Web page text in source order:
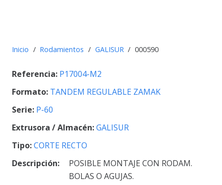
Inicio / Rodamientos / GALISUR / 000590
Referencia: P17004-M2
Formato: TANDEM REGULABLE ZAMAK
Serie: P-60
Extrusora / Almacén:GALISUR
Tipo:CORTE RECTO
Descripción:
POSIBLE MONTAJE CON RODAM.
BOLAS O AGUJAS.